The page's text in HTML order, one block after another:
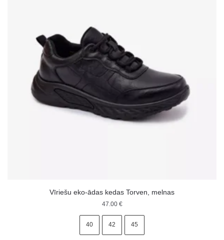
Vīriešu eko-ādas kedas Torven, melnas
47.00 €
40 42 45